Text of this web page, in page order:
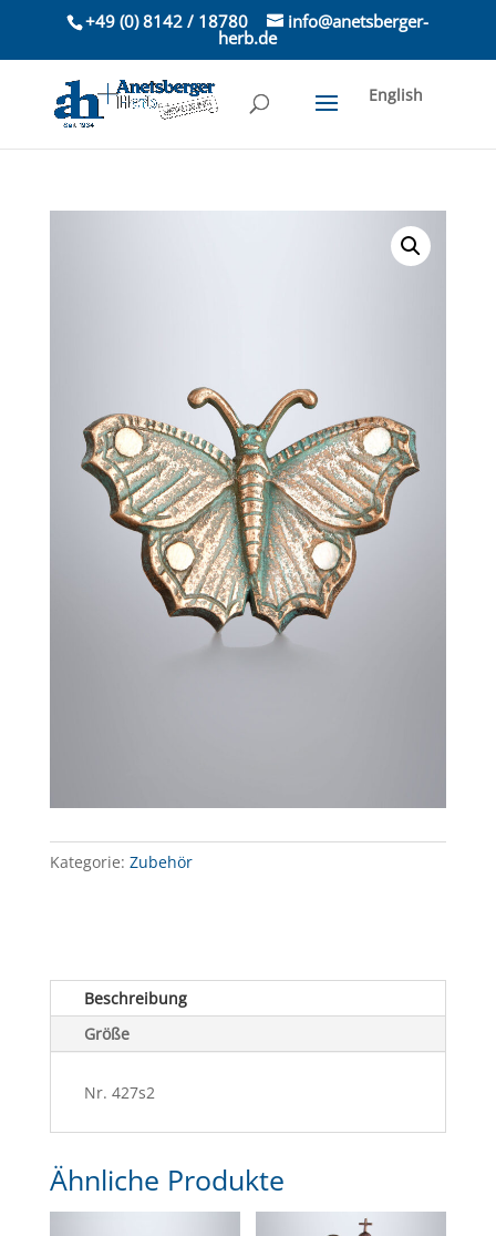
+49 (0) 8142 / 18780 info@anetsberger-
herb.de
English
Kategorie: Zubehör
Beschreibung
Größe
Nr. 427s2
Ähnliche Produkte